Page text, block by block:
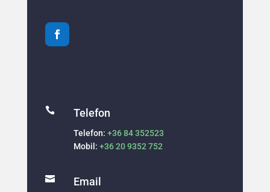
 Telefon
Telefon: +36 84 352523
Mobil: +36 20 9352 752
 Email